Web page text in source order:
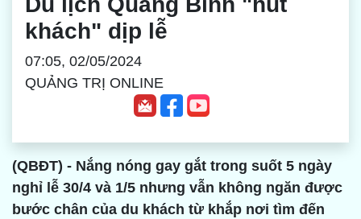
khách" dịp lễ
07:05, 02/05/2024
QUẢNG TRỊ ONLINE
(QBĐT) - Nắng nóng gay gắt trong suốt 5 ngày
nghỉ lễ 30/4 và 1/5 nhưng vẫn không ngăn được
bước chân của du khách từ khắp nơi tìm đến